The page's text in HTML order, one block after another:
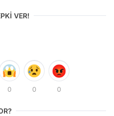
VER!
0 0 0